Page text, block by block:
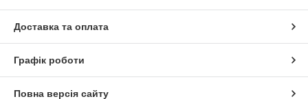
Доставка та оплата
Графік роботи
Повна версія сайту